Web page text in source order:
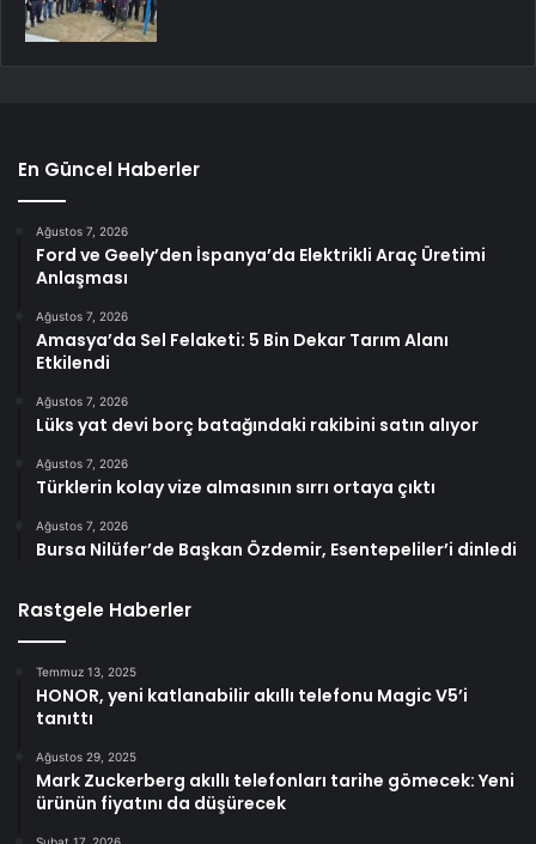
En Güncel Haberler
Ağustos 7, 2026
Ford ve Geely’den İspanya’da Elektrikli Araç Üretimi
Anlaşması
Ağustos 7, 2026
Amasya’da Sel Felaketi: 5 Bin Dekar Tarım Alanı
Etkilendi
Ağustos 7, 2026
Lüks yat devi borç batağındaki rakibini satın alıyor
Ağustos 7, 2026
Türklerin kolay vize almasının sırrı ortaya çıktı
Ağustos 7, 2026
Bursa Nilüfer’de Başkan Özdemir, Esentepeliler’i dinledi
Rastgele Haberler
Temmuz 13, 2025
HONOR, yeni katlanabilir akıllı telefonu Magic V5’i
tanıttı
Ağustos 29, 2025
Mark Zuckerberg akıllı telefonları tarihe gömecek: Yeni
ürünün fiyatını da düşürecek